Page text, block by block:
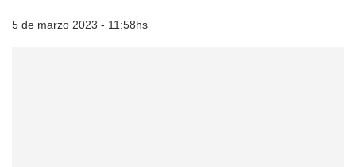
5 de marzo 2023 - 11:58hs